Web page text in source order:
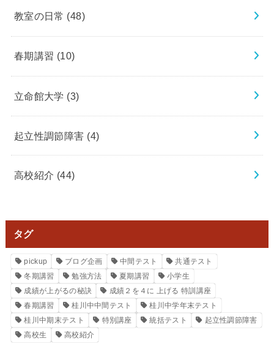
教室の日常 (48)
春期講習 (10)
立命館大学 (3)
起立性調節障害 (4)
高校紹介 (44)
タグ
pickup ブログ企画 中間テスト
共通テスト
冬期講習
勉強方法 夏期講習
小学生
成績が上がるの秘訣
成績２を４に 上げる 特訓講座
春期講習
桂川中中間テスト
桂川中学年末テスト
桂川中期末テスト
特別講座 統括テスト
起立性調節障害
高校生
高校紹介